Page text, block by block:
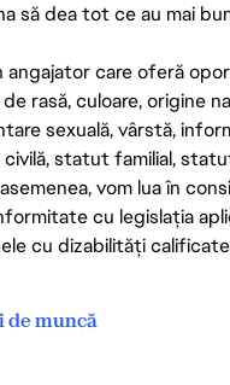
să dea tot ce au mai
care oferă
rasă, culoare, origine
sexuală, vârstă,
civilă, statut familial,
vom lua în
cu legislația
cu dizabilități
de muncă